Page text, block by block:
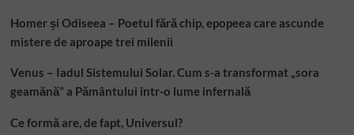
Homer și Odiseea – Poetul fără chip, epopeea care ascunde
mistere de aproape trei milenii
Venus – Iadul Sistemului Solar. Cum s-a transformat „sora
geamănă” a Pământului într-o lume infernală
Ce formă are, de fapt, Universul?